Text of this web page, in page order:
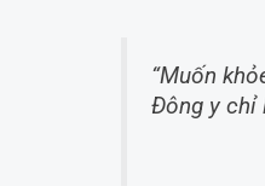
“Muốn
Đông y chỉ